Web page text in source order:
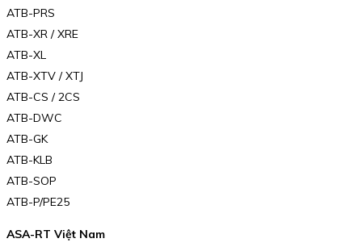
ATB-PRS
ATB-XR / XRE
ATB-XL
ATB-XTV / XTJ
ATB-CS / 2CS
ATB-DWC
ATB-GK
ATB-KLB
ATB-SOP
ATB-P/PE25
ASA-RT Việt Nam